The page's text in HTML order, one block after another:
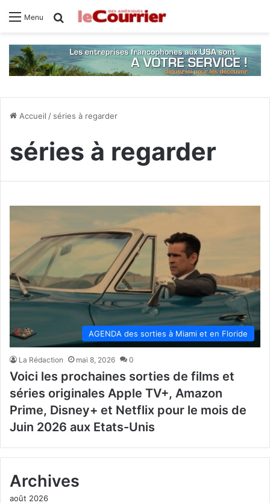
Menu Rechercher
Accueil / séries à regarder
séries à regarder
AGENDA des sorties à Miami et en Floride
La Rédaction mai 8, 2026 0
Voici les prochaines sorties de films et
séries originales Apple TV+, Amazon
Prime, Disney+ et Netflix pour le mois de
Juin 2026 aux Etats-Unis
Archives
août 2026